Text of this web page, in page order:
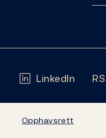
LinkedIn
Opphavsrett